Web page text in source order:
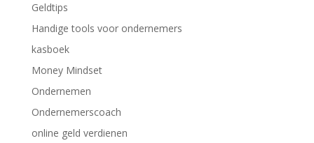
Geldtips
Handige tools voor ondernemers
kasboek
Money Mindset
Ondernemen
Ondernemerscoach
online geld verdienen